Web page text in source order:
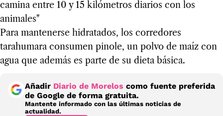
camina entre 10 y 15 kilómetros diarios con los
animales"
Para mantenerse hidratados, los corredores
tarahumara consumen pinole, un polvo de maíz con
agua que además es parte de su dieta básica.
Añadir Diario de Morelos como fuente preferida
de Google de forma gratuita.
Mantente informado con las últimas noticias de
actualidad.